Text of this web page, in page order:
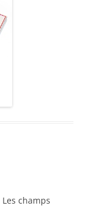
Les champs